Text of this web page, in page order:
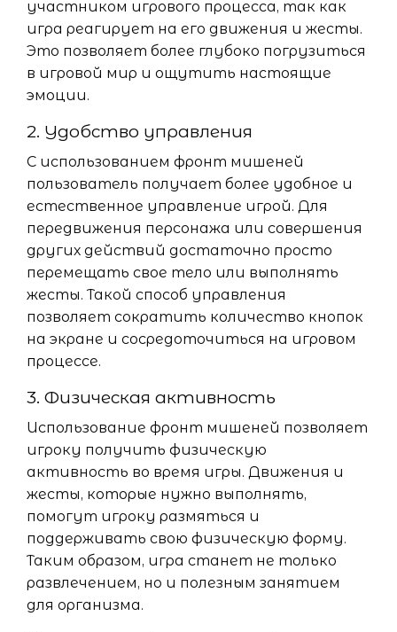
участником игрового процесса, так как
игра реагирует на его движения и жесты.
Это позволяет более глубоко погрузиться
в игровой мир и ощутить настоящие
эмоции.
2. Удобство управления
С использованием фронт мишеней
пользователь получает более удобное и
естественное управление игрой. Для
передвижения персонажа или совершения
других действий достаточно просто
перемещать свое тело или выполнять
жесты. Такой способ управления
позволяет сократить количество кнопок
на экране и сосредоточиться на игровом
процессе.
3. Физическая активность
Использование фронт мишеней позволяет
игроку получить физическую
активность во время игры. Движения и
жесты, которые нужно выполнять,
помогут игроку размяться и
поддерживать свою физическую форму.
Таким образом, игра станет не только
развлечением, но и полезным занятием
для организма.